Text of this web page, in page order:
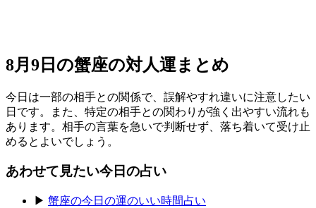
8月9日の蟹座の対人運まとめ
今日は一部の相手との関係で、誤解やすれ違いに注意したい
日です。また、特定の相手との関わりが強く出やすい流れも
あります。相手の言葉を急いで判断せず、落ち着いて受け止
めるとよいでしょう。
あわせて見たい今日の占い
▶ 蟹座の今日の運のいい時間占い